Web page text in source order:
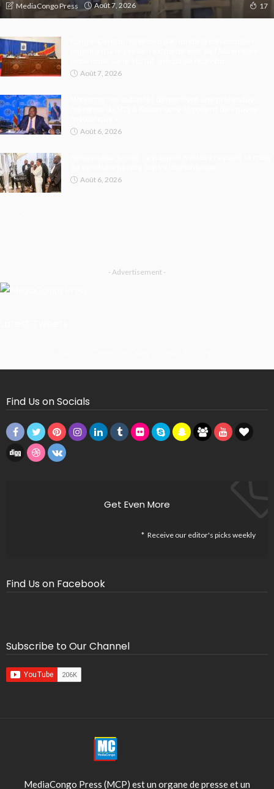
MediaCongo Press Août 7, 2026 17
Août 7, 2026
Août 6, 2026
Août 6, 2026
- Advertisement -
Find Us on Socials
Get Even More
Receive our editor's picks weekly
Find Us on Facebook
Subscribe to Our Channel
MediaCongo Press (MCP) est un organe de presse et un